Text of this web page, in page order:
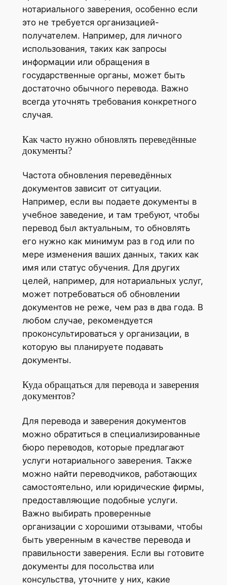
нотариального заверения, особенно если
это не требуется организацией-
получателем. Например, для личного
использования, таких как запросы
информации или обращения в
государственные органы, может быть
достаточно обычного перевода. Важно
всегда уточнять требования конкретного
случая.
Как часто нужно обновлять переведённые
документы?
Частота обновления переведённых
документов зависит от ситуации.
Например, если вы подаете документы в
учебное заведение, и там требуют, чтобы
перевод был актуальным, то обновлять
его нужно как минимум раз в год или по
мере изменения ваших данных, таких как
имя или статус обучения. Для других
целей, например, для нотариальных услуг,
может потребоваться об обновлении
документов не реже, чем раз в два года. В
любом случае, рекомендуется
проконсультироваться у организации, в
которую вы планируете подавать
документы.
Куда обращаться для перевода и заверения
документов?
Для перевода и заверения документов
можно обратиться в специализированные
бюро переводов, которые предлагают
услуги нотариального заверения. Также
можно найти переводчиков, работающих
самостоятельно, или юридические фирмы,
предоставляющие подобные услуги.
Важно выбирать проверенные
организации с хорошими отзывами, чтобы
быть уверенным в качестве перевода и
правильности заверения. Если вы готовите
документы для посольства или
консульства, уточните у них, какие